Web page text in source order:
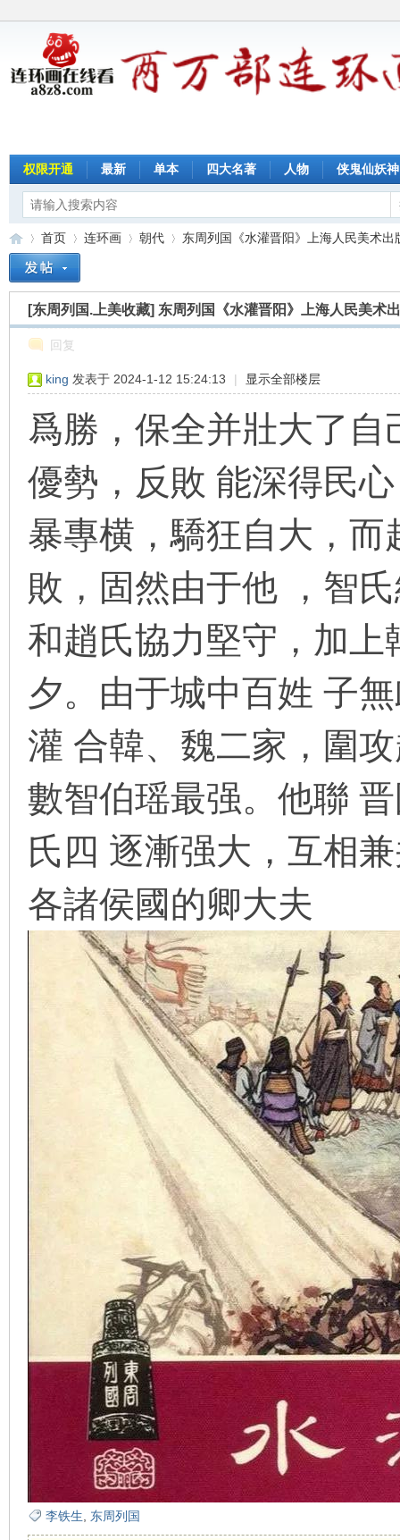
权限开通 最新 单本 四大名著 人物 侠鬼仙妖神
»
首页
›
连环画
›
朝代
›
东周列国《水灌晋阳》上海人民美术出
[东周列国.上美收藏] 东周列国《水灌晋阳》上海人民美术
回复
king 发表于 2024-1-12 15:24:13 | 显示全部楼层
爲勝，保全并壯大了
優勢，反敗 能深得民
暴專横，驕狂自大，
敗，固然由于他 ，智
和趙氏協力堅守，加
夕。由于城中百姓 子
灌 合韓、魏二家，圍
數智伯瑶最强。他聯
氏四 逐漸强大，互相
各諸侯國的卿大夫
李铁生 东周列国